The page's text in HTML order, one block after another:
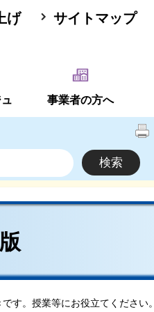
げ サイトマップ
事業者の方へ
す。授業等にお役立てください。